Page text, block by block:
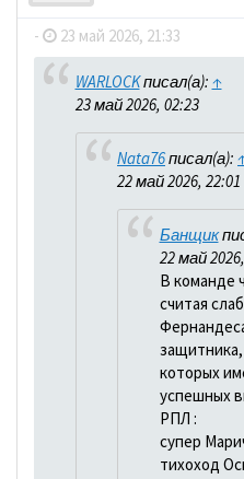
- 23 май 2026, 21:33
WARLOCKписал(а): ↑
23 май 2026, 02:23
Nata76писал(а):
22 май 2026, 22:01
Банщик
22 май
В команде
считая
которых
успешных
РПЛ :
супер
тихоход